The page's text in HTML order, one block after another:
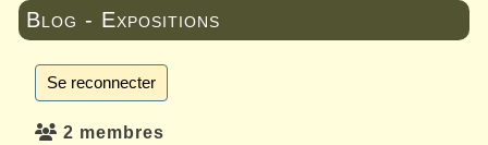
Blog - Expositions
Se reconnecter
2 membres